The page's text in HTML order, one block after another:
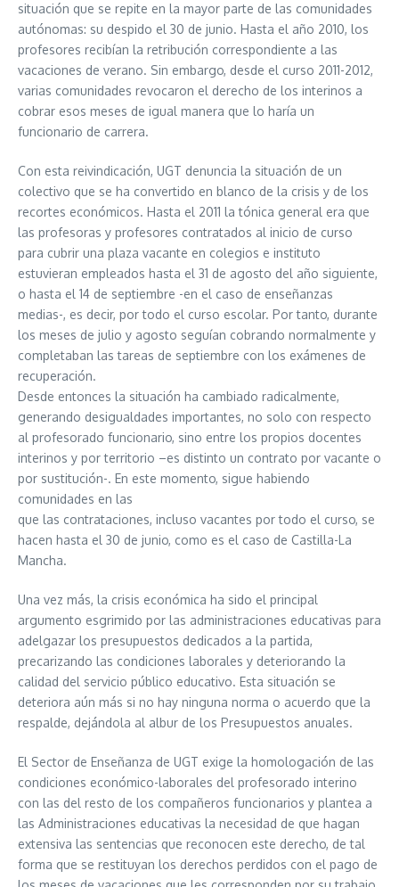
situación que se repite en la mayor parte de las comunidades
autónomas: su despido el 30 de junio. Hasta el año 2010, los
profesores recibían la retribución correspondiente a las
vacaciones de verano. Sin embargo, desde el curso 2011-2012,
varias comunidades revocaron el derecho de los interinos a
cobrar esos meses de igual manera que lo haría un
funcionario de carrera.
Con esta reivindicación, UGT denuncia la situación de un
colectivo que se ha convertido en blanco de la crisis y de los
recortes económicos. Hasta el 2011 la tónica general era que
las profesoras y profesores contratados al inicio de curso
para cubrir una plaza vacante en colegios e instituto
estuvieran empleados hasta el 31 de agosto del año siguiente,
o hasta el 14 de septiembre -en el caso de enseñanzas
medias-, es decir, por todo el curso escolar. Por tanto, durante
los meses de julio y agosto seguían cobrando normalmente y
completaban las tareas de septiembre con los exámenes de
recuperación.
Desde entonces la situación ha cambiado radicalmente,
generando desigualdades importantes, no solo con respecto
al profesorado funcionario, sino entre los propios docentes
interinos y por territorio –es distinto un contrato por vacante o
por sustitución-. En este momento, sigue habiendo
comunidades en las
que las contrataciones, incluso vacantes por todo el curso, se
hacen hasta el 30 de junio, como es el caso de Castilla-La
Mancha.
Una vez más, la crisis económica ha sido el principal
argumento esgrimido por las administraciones educativas para
adelgazar los presupuestos dedicados a la partida,
precarizando las condiciones laborales y deteriorando la
calidad del servicio público educativo. Esta situación se
deteriora aún más si no hay ninguna norma o acuerdo que la
respalde, dejándola al albur de los Presupuestos anuales.
El Sector de Enseñanza de UGT exige la homologación de las
condiciones económico-laborales del profesorado interino
con las del resto de los compañeros funcionarios y plantea a
las Administraciones educativas la necesidad de que hagan
extensiva las sentencias que reconocen este derecho, de tal
forma que se restituyan los derechos perdidos con el pago de